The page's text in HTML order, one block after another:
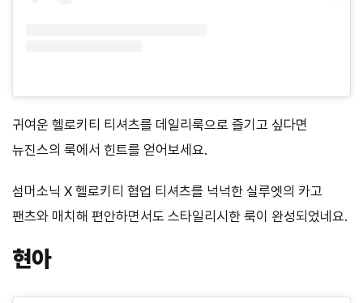
귀여운 헬로키티 티셔츠를 데일리룩으로 즐기고 싶다면
뉴진스의 룩에서 힌트를 얻어보세요.
섬머소닉 X 헬로키티 협업 티셔츠를 넉넉한 실루엣의 카고
팬츠와 매치해 편안하면서도 스타일리시한 룩이 완성되었네요.
현아